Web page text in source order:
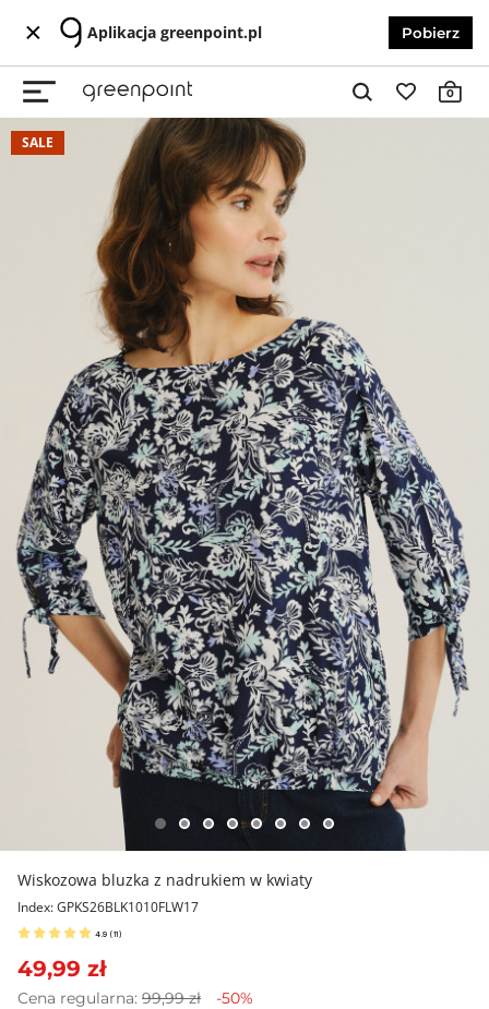
Aplikacja greenpoint.pl Pobierz
0
SALE
Wiskozowa bluzka z nadrukiem w kwiaty
Index: GPKS26BLK1010FLW17
4.9 (11 )
49,99 zł
Cena regularna: 99,99 zł -50%